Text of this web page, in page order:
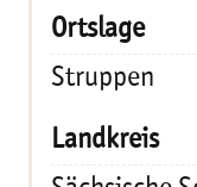
Struppen